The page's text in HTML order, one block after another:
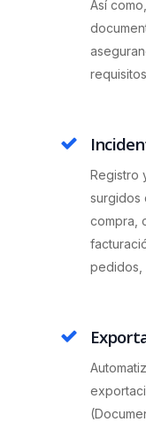
Así
Registro
surgidos
compra,
pedidos,